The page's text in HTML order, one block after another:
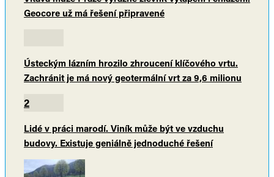
Geocore už má řešení připravené
Ústeckým lázním hrozilo zhroucení klíčového vrtu.
Zachránit je má nový geotermální vrt za 9,6 milionu
2
Lidé v práci marodí. Viník může být ve vzduchu
budovy. Existuje geniálně jednoduché řešení